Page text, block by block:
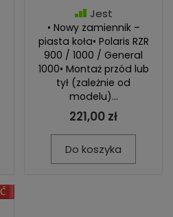
Jest
• Nowy zamiennik –
piasta koła• Polaris RZR
900 / 1000 / General
1000• Montaż przód lub
tył (zależnie od
modelu)...
221,00 zł
Do koszyka